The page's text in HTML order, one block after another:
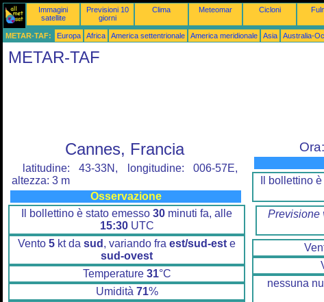
Immagini
satellite
Previsioni 10
giorni
Clima Meteomar Cicloni
METAR-TAF: Europa Africa America settentrionale America meridionale Asia Australia-
METAR-TAF
Cannes, Francia
latitudine: 43-33N, longitudine: 006-57E,
altezza: 3 m
Osservazione
Il bollettino è stato emesso 30 minuti fa, alle
15:30UTC
Vento 5 kt da sud , variando fra est/sud-est e
sud-ovest
Temperature 31°C
Umidità 71%
Il bollettino
Previsione
nessuna